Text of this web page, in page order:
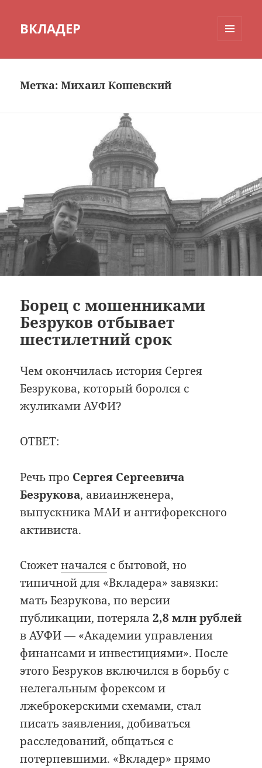
ВКЛАДЕР
Метка:Михаил Кошевский
Борец с мошенниками
Безруков отбывает
шестилетний срок
Чем окончилась история Сергея
Безрукова, который боролся с
жуликами АУФИ?
ОТВЕТ:
Речь про Сергея Сергеевича
Безрукова, авиаинженера,
выпускника МАИ и антифорексного
активиста.
Сюжетначался с бытовой, но
типичной для «Вкладера» завязки:
мать Безрукова, по версии
публикации, потеряла2,8 млн рублей
в АУФИ — «Академии управления
финансами и инвестициями». После
этого Безруков включился в борьбу с
нелегальным форексом и
лжеброкерскими схемами, стал
писать заявления, добиваться
расследований, общаться с
потерпевшими. «Вкладер» прямо